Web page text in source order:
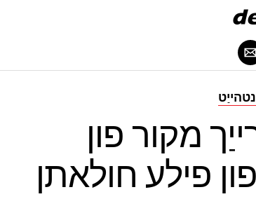
מקור פון
פילע חולאתן